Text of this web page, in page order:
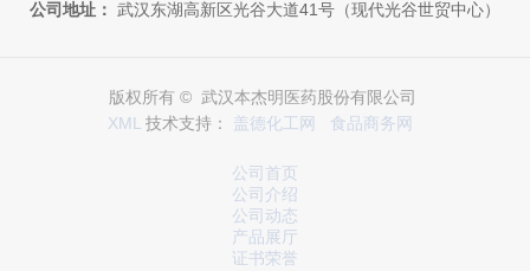
公司地址： 武汉东湖高新区光谷大道41号（现代光谷世贸中心）
版权所有 © 武汉本杰明医药股份有限公司
XML 技术支持： 盖德化工网 食品商务网
公司首页
公司介绍
公司动态
产品展厅
证书荣誉